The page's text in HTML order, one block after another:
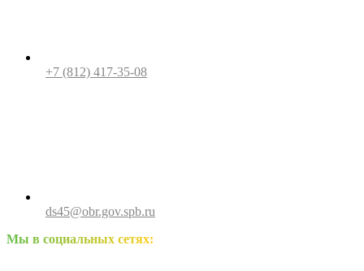
+7 (812) 417-35-08
ds45@obr.gov.spb.ru
Мы в социальных сетях: